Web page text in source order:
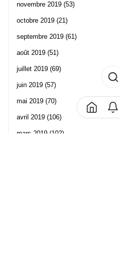
novembre 2019 (53)
octobre 2019 (21)
septembre 2019 (61)
août 2019 (51)
juillet 2019 (69)
juin 2019 (57)
mai 2019 (70)
avril 2019 (106)
mars 2019 (102)